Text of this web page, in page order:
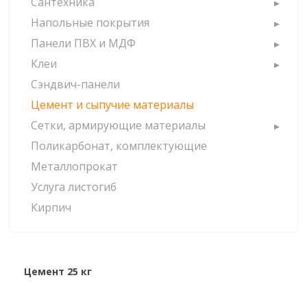
Напольные покрытия
Панели ПВХ и МДФ
Клеи
Сэндвич-панели
Цемент и сыпучие материалы
Сетки, армирующие материалы
Поликарбонат, комплектующие
Металлопрокат
Услуга листогиб
Кирпич
Цемент 25 кг